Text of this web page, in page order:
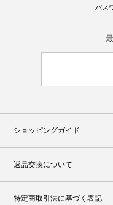
パス
ショッピングガイド
返品交換について
特定商取引法に基づく表記